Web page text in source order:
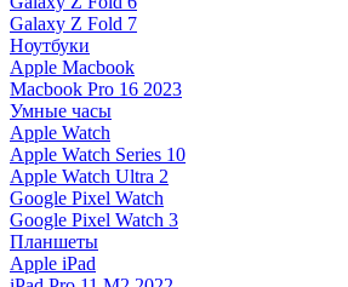
Galaxy Z Fold 7
Ноутбуки
Apple Macbook
Macbook Pro 16 2023
Умные часы
Apple Watch
Apple Watch Series 10
Apple Watch Ultra 2
Google Pixel Watch
Google Pixel Watch 3
Планшеты
Apple iPad